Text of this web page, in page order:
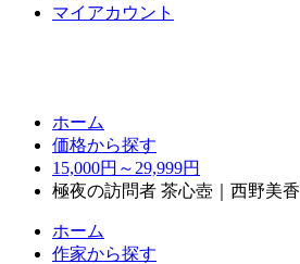
マイアカウント
ホーム
価格から探す
15,000円～29,999円
極夜の訪問者 茶心壺｜西野美香
ホーム
作家から探す